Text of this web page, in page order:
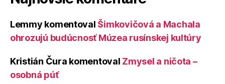
Lemmy komentoval Šimkovičová a Machala
ohrozujú budúcnosť Múzea rusínskej kultúry
Kristián Čura komentoval Zmysel a ničota –
osobná púť